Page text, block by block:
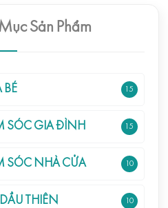
Sản Phẩm
BÉ 15
SÓC GIA ĐÌNH 15
SÓC NHÀ CỬA 10
THIÊN
10